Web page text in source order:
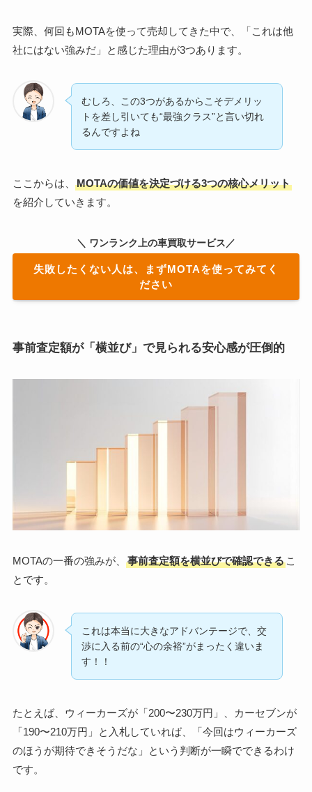
実際、何回もMOTAを使って売却してきた中で、「これは他
社にはない強みだ」と感じた理由が3つあります。
むしろ、この3つがあるからこそデメリッ
トを差し引いても“最強クラス”と言い切れ
るんですよね
ここからは、
MOTAの価値を決定づける3つの核心メリット
を紹介していきます。
＼ ワンランク上の車買取サービス／
失敗したくない人は、まずMOTAを使ってみてく
ださい
事前査定額が「横並び」で見られる安心感が圧倒的
MOTAの一番の強みが、 事前査定額を横並びで確認できるこ
とです。
これは本当に大きなアドバンテージで、交
渉に入る前の“心の余裕”がまったく違いま
す！！
たとえば、ウィーカーズが「200〜230万円」、カーセブンが
「190〜210万円」と入札していれば、「今回はウィーカーズ
のほうが期待できそうだな」という判断が一瞬でできるわけ
です。